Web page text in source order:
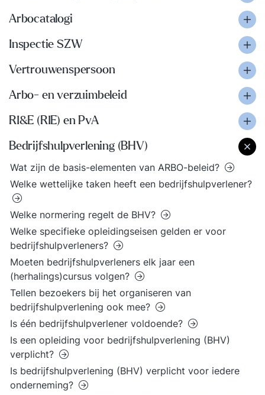
Arbocatalogi
Inspectie SZW
Vertrouwenspersoon
Arbo- en verzuimbeleid
RI&E (RIE) en PvA
Bedrijfshulpverlening (BHV)
Wat zijn de basis-elementen van ARBO-beleid?
Welke wettelijke taken heeft een bedrijfshulpverlener?
Welke normering regelt de BHV?
Welke specifieke opleidingseisen gelden er voor
bedrijfshulpverleners?
Moeten bedrijfshulpverleners elk jaar een
(herhalings)cursus volgen?
Tellen bezoekers bij het organiseren van
bedrijfshulpverlening ook mee?
Is één bedrijfshulpverlener voldoende?
Is een opleiding voor bedrijfshulpverlening (BHV)
verplicht?
Is bedrijfshulpverlening (BHV) verplicht voor iedere
onderneming?